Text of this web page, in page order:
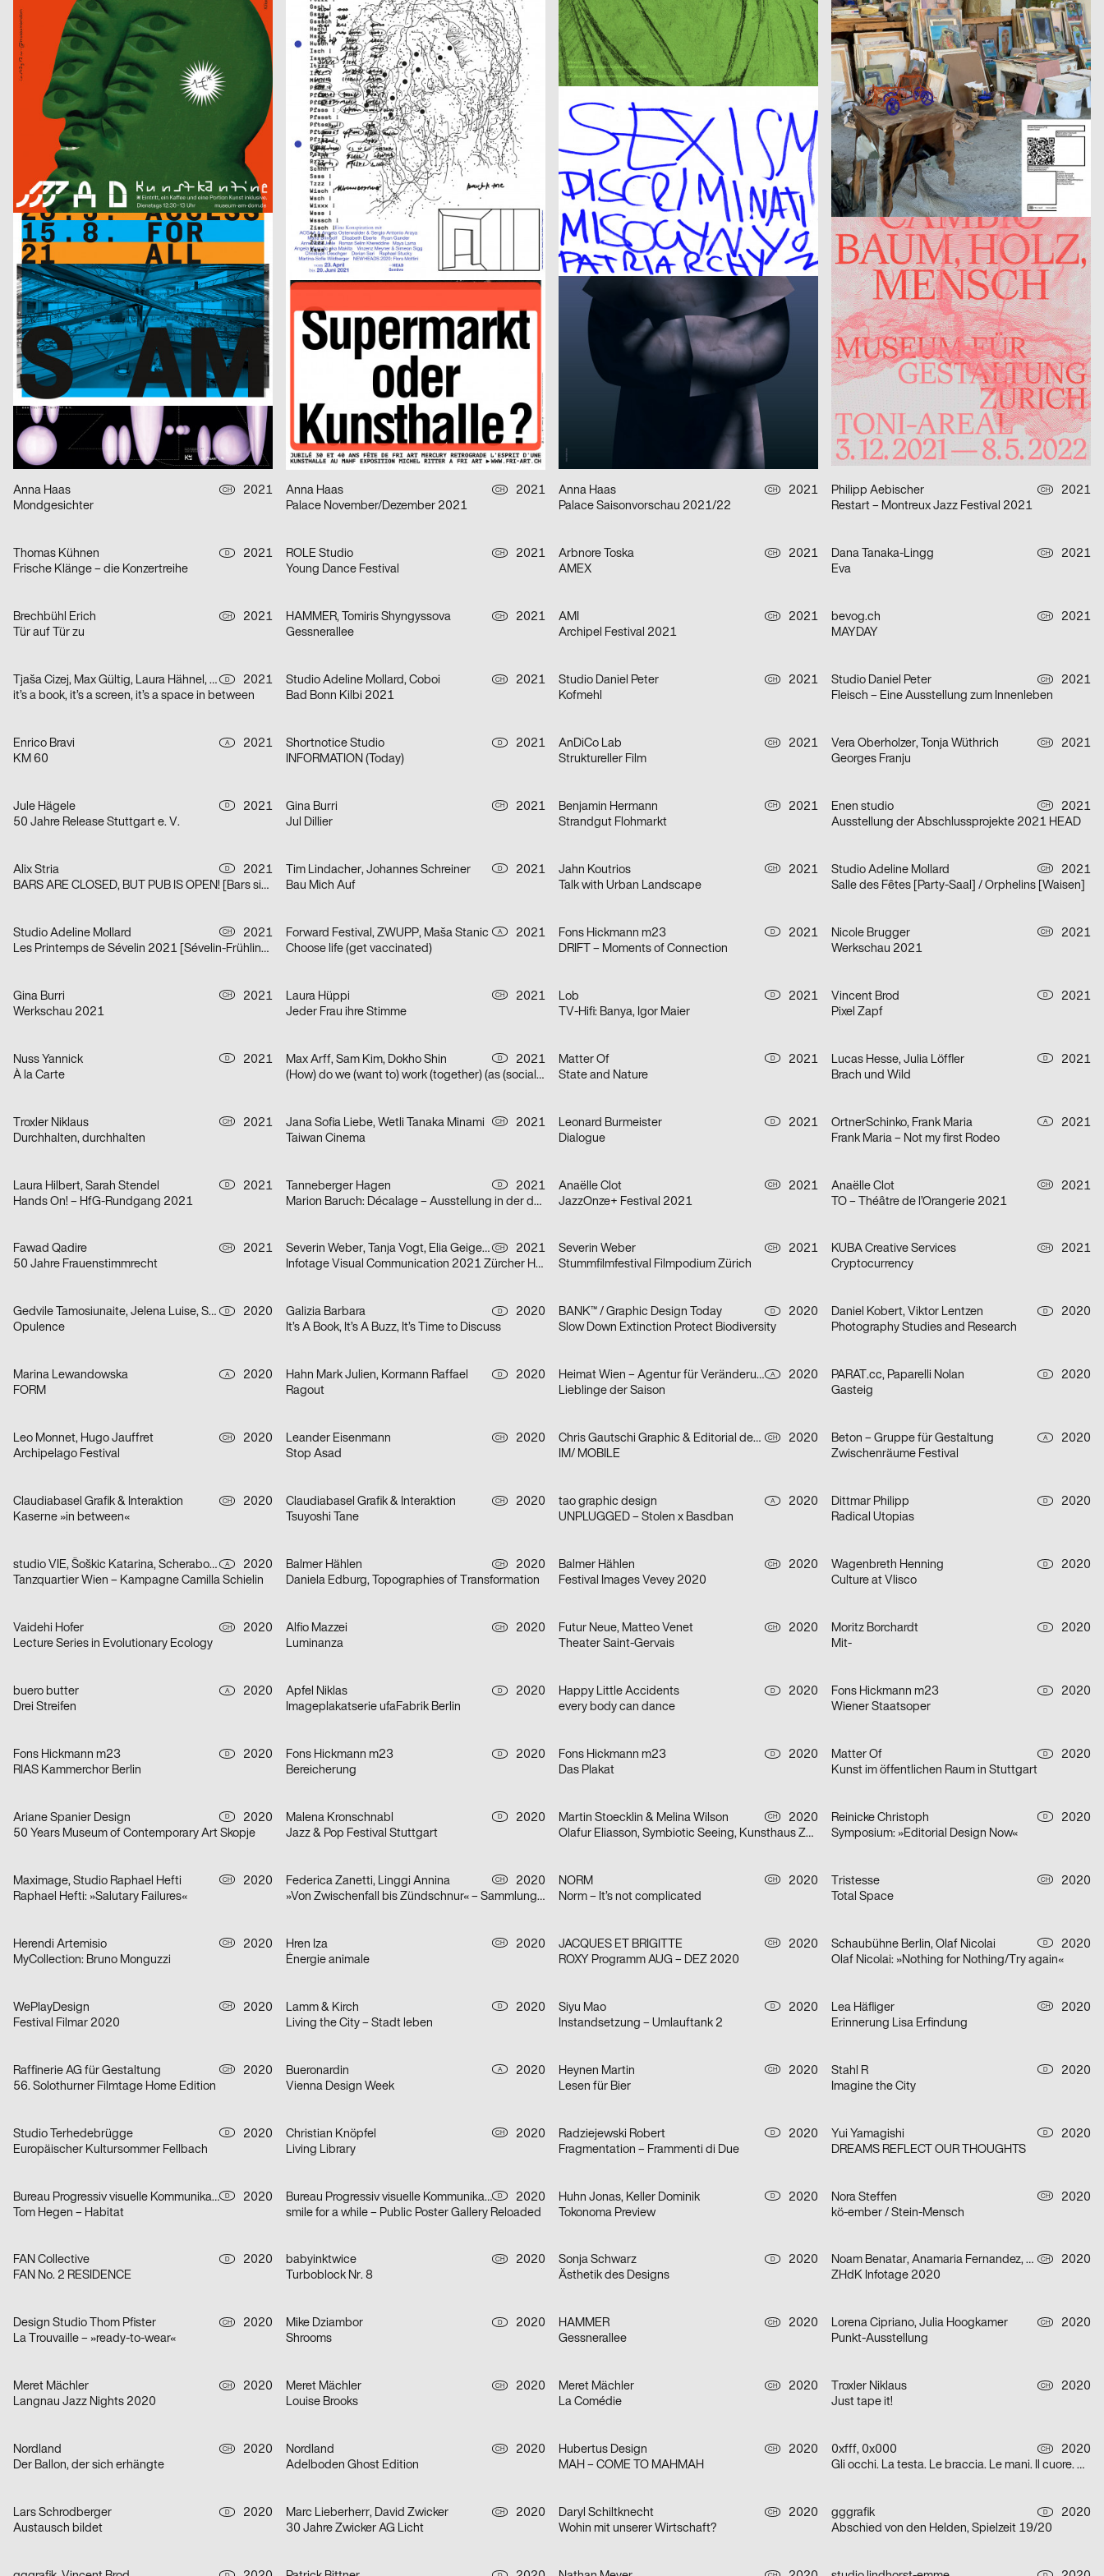
Claudiabasel Grafik & Interaktion
2021
S AM Accsess for all
Claudiabasel Grafik & Interaktion CH
2021
Die Nase
Balmer Hählen CH
2021
Foreign Agent – Live Bold
Balmer Hählen
2021
Fabienne Levy – Romane De Watteville
Phila Büdding, Jana Rzehak
2021
Jazzkabinett
figures CH
2021
Kunsthalle Fribourg 30/40 ans Jubilé
Atelier Bundi AG CH
2021
Edgar
Herendi Artemisio CH
2021
Formafantasma: Cambio – Baum, Holz, Mensch
Neo Neo
2021
Jours Bleus [Blaue Tage]
Neo Neo CH
2021
Neo Neo CH
2021
Am Stram Gram
Jonathan Blaschke, Bruno Jacoby D
2021
Kohlswat Season 2
Mini-Zine-Library
With me im Widmer II
Tristesse, Stählin Alena
2021
Kunsttage Basel 2021
Tristesse
2021
»Diáspora Sefardí« – Mizmorim Kammermusik Festival
Paul Buschnegg, Kilian Hanappi, Marcus Wagner A
2021
Jazzfest Styro Poster
Valentin Jauch, Sonia González D
2021
This Must Be The Place
RKC December
cyan (Daniela Haufe + Detlef Fiedler) D
Don Quixote
Saskia van der Meer D
2021
Semestereröffnung HfG Karlsruhe
N&MS D
2021
Odas Balkonale
Instagrampier – Pierfrancesco Celada
Lamm & Kirch
Urbane Künste Ruhr 2021
Maria Ziegelböck, Neue Gestaltung D
2021
Das Theater Erlangen – Spielzeit 2021/22
Neue Gestaltung D
2021
Villa Alfons
Neue Gestaltung
2021
Nabucco
Neue Gestaltung D
2021
Der Widerspenstigen Zähmung
Anna Haas CH
2021
Mondgesichter
Anna Haas CH
2021
Palace November/Dezember 2021
Anna Haas CH
2021
Palace Saisonvorschau 2021/22
Philipp Aebischer CH
2021
Restart – Montreux Jazz Festival 2021
Thomas Kühnen D
2021
Frische Klänge – die Konzertreihe
ROLE Studio CH
2021
Young Dance Festival
Arbnore Toska CH
2021
AMEX
Dana Tanaka-Lingg CH
2021
Eva
Brechbühl Erich CH
2021
Tür auf Tür zu
HAMMER, Tomiris Shyngyssova CH
2021
Gessnerallee
AMI CH
2021
Archipel Festival 2021
bevog.ch CH
2021
MAYDAY
Tjaša Cizej, Max Gültig, Laura Hähnel, Basil Haug D
2021
it’s a book, it’s a screen, it’s a space in between
Studio Adeline Mollard, Coboi CH
2021
Bad Bonn Kilbi 2021
Studio Daniel Peter CH
2021
Kofmehl
Studio Daniel Peter CH
2021
Fleisch – Eine Ausstellung zum Innenleben
Enrico Bravi A
2021
KM 60
Shortnotice Studio D
2021
INFORMATION (Today)
AnDiCo Lab CH
2021
Struktureller Film
Vera Oberholzer, Tonja Wüthrich CH
2021
Georges Franju
Jule Hägele D
2021
50 Jahre Release Stuttgart e. V.
Gina Burri CH
2021
Jul Dillier
Benjamin Hermann CH
2021
Strandgut Flohmarkt
Enen studio CH
2021
Ausstellung der Abschlussprojekte 2021 HEAD
Alix Stria D
2021
BARS ARE CLOSED, BUT PUB IS OPEN! [Bars sind geschlossen, doch PUB ist geöfffnet!]
Tim Lindacher, Johannes Schreiner D
2021
Bau Mich Auf
Jahn Koutrios CH
2021
Talk with Urban Landscape
Studio Adeline Mollard CH
2021
Salle des Fêtes [Party-Saal] / Orphelins [Waisen]
Studio Adeline Mollard CH
2021
Les Printemps de Sévelin 2021 [Sévelin-Frühling 2021]
Forward Festival, ZWUPP, Maša Stanic A
2021
Choose life (get vaccinated)
Fons Hickmann m23 D
2021
DRIFT – Moments of Connection
Nicole Brugger CH
2021
Werkschau 2021
Gina Burri CH
2021
Werkschau 2021
Laura Hüppi CH
2021
Jeder Frau ihre Stimme
Lob D
2021
TV-Hifi: Banya, Igor Maier
Vincent Brod D
2021
Pixel Zapf
Nuss Yannick D
2021
À la Carte
Max Arff, Sam Kim, Dokho Shin D
2021
(How) do we (want to) work (together) (as (socially engaged) designers (students and neighbors)) (in neoliberal times)?
Matter Of D
2021
State and Nature
Lucas Hesse, Julia Löffler D
2021
Brach und Wild
Troxler Niklaus CH
2021
Durchhalten, durchhalten
Jana Sofia Liebe, Wetli Tanaka Minami CH
2021
Taiwan Cinema
Leonard Burmeister D
2021
Dialogue
OrtnerSchinko, Frank Maria A
2021
Frank Maria – Not my first Rodeo
Laura Hilbert, Sarah Stendel D
2021
Hands On! – HfG-Rundgang 2021
Tanneberger Hagen D
2021
Marion Baruch: Décalage – Ausstellung in der der HGB Galerie
Anaëlle Clot CH
2021
JazzOnze+ Festival 2021
Anaëlle Clot CH
2021
TO – Théâtre de l’Orangerie 2021
Fawad Qadire CH
2021
50 Jahre Frauenstimmrecht
Severin Weber, Tanja Vogt, Elia Geiger, Ladina Döring, Nicola Canziani CH
2021
Infotage Visual Communication 2021 Zürcher Hochschule der Künste
Severin Weber CH
2021
Stummfilmfestival Filmpodium Zürich
KUBA Creative Services CH
2021
Cryptocurrency
Gedvile Tamosiunaite, Jelena Luise, Shuaitong Zong D
2020
Opulence
Galizia Barbara D
2020
It’s A Book, It’s A Buzz, It’s Time to Discuss
BANK™ / Graphic Design Today D
2020
Slow Down Extinction Protect Biodiversity
Daniel Kobert, Viktor Lentzen D
2020
Photography Studies and Research
Marina Lewandowska A
2020
FORM
Hahn Mark Julien, Kormann Raffael D
2020
Ragout
Heimat Wien – Agentur für Veränderung A
2020
Lieblinge der Saison
PARAT.cc, Paparelli Nolan D
2020
Gasteig
Leo Monnet, Hugo Jauffret CH
2020
Archipelago Festival
Leander Eisenmann CH
2020
Stop Asad
Chris Gautschi Graphic & Editorial design CH
2020
IM/ MOBILE
Beton – Gruppe für Gestaltung A
2020
Zwischenräume Festival
Claudiabasel Grafik & Interaktion CH
2020
Kaserne »in between«
Claudiabasel Grafik & Interaktion CH
2020
Tsuyoshi Tane
tao graphic design A
2020
UNPLUGGED – Stolen x Basdban
Dittmar Philipp D
2020
Radical Utopias
studio VIE, Šoškic Katarina, Scherabon Herwig A
2020
Tanzquartier Wien – Kampagne Camilla Schielin
Balmer Hählen CH
2020
Daniela Edburg, Topographies of Transformation
Balmer Hählen CH
2020
Festival Images Vevey 2020
Wagenbreth Henning D
2020
Culture at Vlisco
Vaidehi Hofer CH
2020
Lecture Series in Evolutionary Ecology
Alfio Mazzei CH
2020
Luminanza
Futur Neue, Matteo Venet CH
2020
Theater Saint-Gervais
Moritz Borchardt D
2020
Mit-
buero butter A
2020
Drei Streifen
Apfel Niklas D
2020
Imageplakatserie ufaFabrik Berlin
Happy Little Accidents D
2020
every body can dance
Fons Hickmann m23 D
2020
Wiener Staatsoper
Fons Hickmann m23 D
2020
RIAS Kammerchor Berlin
Fons Hickmann m23 D
2020
Bereicherung
Fons Hickmann m23 D
2020
Das Plakat
Matter Of D
2020
Kunst im öffentlichen Raum in Stuttgart
Ariane Spanier Design D
2020
50 Years Museum of Contemporary Art Skopje
Malena Kronschnabl D
2020
Jazz & Pop Festival Stuttgart
Martin Stoecklin & Melina Wilson CH
2020
Olafur Eliasson, Symbiotic Seeing, Kunsthaus Zürich
Reinicke Christoph D
2020
Symposium: »Editorial Design Now«
Maximage, Studio Raphael Hefti CH
2020
Raphael Hefti: »Salutary Failures«
Federica Zanetti, Linggi Annina CH
2020
»Von Zwischenfall bis Zündschnur« – Sammlungsausstellung der Hochschule Luzern – Design & Kunst
NORM CH
2020
Norm – It’s not complicated
Tristesse CH
2020
Total Space
Herendi Artemisio CH
2020
MyCollection: Bruno Monguzzi
Hren Iza CH
2020
Énergie animale
JACQUES ET BRIGITTE CH
2020
ROXY Programm AUG – DEZ 2020
Schaubühne Berlin, Olaf Nicolai D
2020
Olaf Nicolai: »Nothing for Nothing/Try again«
WePlayDesign CH
2020
Festival Filmar 2020
Lamm & Kirch D
2020
Living the City – Stadt leben
Siyu Mao D
2020
Instandsetzung – Umlauftank 2
Lea Häfliger CH
2020
Erinnerung Lisa Erfindung
Raffinerie AG für Gestaltung CH
2020
56. Solothurner Filmtage Home Edition
Bueronardin A
2020
Vienna Design Week
Heynen Martin CH
2020
Lesen für Bier
Stahl R D
2020
Imagine the City
Studio Terhedebrügge D
2020
Europäischer Kultursommer Fellbach
Christian Knöpfel CH
2020
Living Library
Radziejewski Robert D
2020
Fragmentation – Frammenti di Due
Yui Yamagishi D
2020
DREAMS REFLECT OUR THOUGHTS
Bureau Progressiv visuelle Kommunikation D
2020
Tom Hegen – Habitat
Bureau Progressiv visuelle Kommunikation D
2020
smile for a while – Public Poster Gallery Reloaded
Huhn Jonas, Keller Dominik D
2020
Tokonoma Preview
Nora Steffen CH
2020
kö-ember / Stein-Mensch
FAN Collective D
2020
FAN No. 2 RESIDENCE
babyinktwice CH
2020
Turboblock Nr. 8
Sonja Schwarz D
2020
Ästhetik des Designs
Noam Benatar, Anamaria Fernandez, Vilté Jurgutyté, Keller Samara CH
2020
ZHdK Infotage 2020
Design Studio Thom Pfister CH
2020
La Trouvaille – »ready-to-wear«
Mike Dziambor D
2020
Shrooms
HAMMER CH
2020
Gessnerallee
Lorena Cipriano, Julia Hoogkamer CH
2020
Punkt-Ausstellung
Meret Mächler CH
2020
Langnau Jazz Nights 2020
Meret Mächler CH
2020
Louise Brooks
Meret Mächler CH
2020
La Comédie
Troxler Niklaus CH
2020
Just tape it!
Nordland CH
2020
Der Ballon, der sich erhängte
Nordland CH
2020
Adelboden Ghost Edition
Hubertus Design CH
2020
MAH – COME TO MAHMAH
0xfff, 0x000 CH
2020
Gli occhi. La testa. Le braccia. Le mani. Il cuore. Grazie.
Lars Schrodberger D
2020
Austausch bildet
Marc Lieberherr, David Zwicker CH
2020
30 Jahre Zwicker AG Licht
Daryl Schiltknecht CH
2020
Wohin mit unserer Wirtschaft?
gggrafik D
2020
Abschied von den Helden, Spielzeit 19/20